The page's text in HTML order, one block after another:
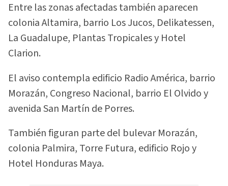
Entre las zonas afectadas también aparecen
colonia Altamira, barrio Los Jucos, Delikatessen,
La Guadalupe, Plantas Tropicales y Hotel
Clarion.
El aviso contempla edificio Radio América, barrio
Morazán, Congreso Nacional, barrio El Olvido y
avenida San Martín de Porres.
También figuran parte del bulevar Morazán,
colonia Palmira, Torre Futura, edificio Rojo y
Hotel Honduras Maya.